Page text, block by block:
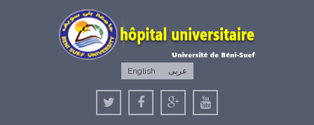
English عربى